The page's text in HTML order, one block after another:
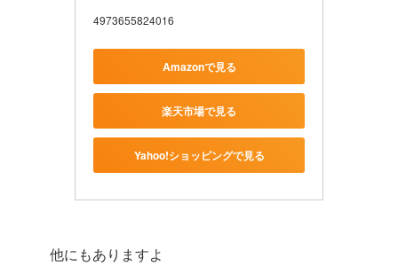
4973655824016
Amazonで見る
楽天市場で見る
Yahoo!ショッピングで見る
他にもありますよ